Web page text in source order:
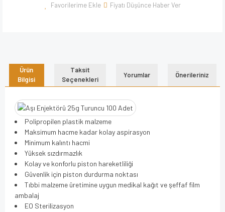
Fiyatı Düşünce Haber Ver
Ürün
Bilgisi
Taksit
Seçenekleri
Yorumlar Önerileriniz
Polipropilen plastik malzeme
Maksimum hacme kadar kolay aspirasyon
Minimum kalıntı hacmi
Yüksek sızdırmazlık
Kolay ve konforlu piston hareketliliği
Güvenlik için piston durdurma noktası
Tıbbi malzeme üretimine uygun medikal kağıt ve şeffaf film
ambalaj
EO Sterilizasyon